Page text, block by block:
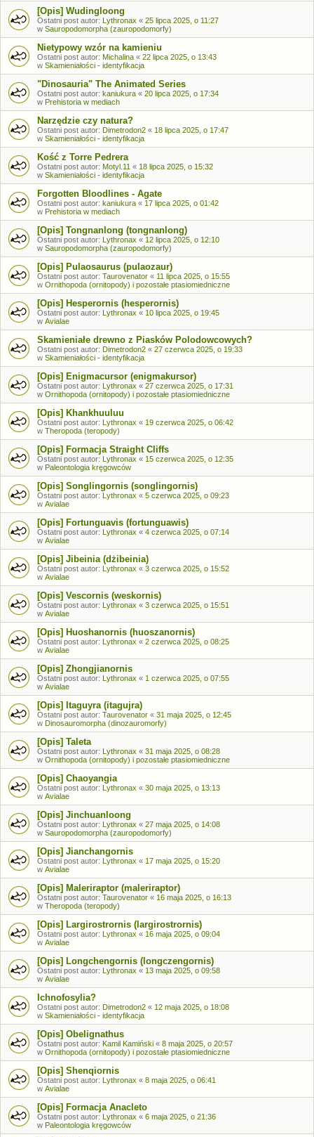
[Opis] Wudingloong
Ostatni post autor: Lythronax « 25 lipca 2025, o 11:27
w Sauropodomorpha (zauropodomorfy)
Nietypowy wzór na kamieniu
Ostatni post autor: Michalina « 22 lipca 2025, o 13:43
w Skamieniałości - identyfikacja
"Dinosauria" The Animated Series
Ostatni post autor: kaniukura « 20 lipca 2025, o 17:34
w Prehistoria w mediach
Narzędzie czy natura?
Ostatni post autor: Dimetrodon2 « 18 lipca 2025, o 17:47
w Skamieniałości - identyfikacja
Kość z Torre Pedrera
Ostatni post autor: Motyl.11 « 18 lipca 2025, o 15:32
w Skamieniałości - identyfikacja
Forgotten Bloodlines - Agate
Ostatni post autor: kaniukura « 17 lipca 2025, o 01:42
w Prehistoria w mediach
[Opis] Tongnanlong (tongnanlong)
Ostatni post autor: Lythronax « 12 lipca 2025, o 12:10
w Sauropodomorpha (zauropodomorfy)
[Opis] Pulaosaurus (pulaozaur)
Ostatni post autor: Taurovenator « 11 lipca 2025, o 15:55
w Ornithopoda (ornitopody) i pozostałe ptasiomiedniczne
[Opis] Hesperornis (hesperornis)
Ostatni post autor: Lythronax « 10 lipca 2025, o 19:45
w Avialae
Skamieniałe drewno z Piasków Polodowcowych?
Ostatni post autor: Dimetrodon2 « 27 czerwca 2025, o 19:33
w Skamieniałości - identyfikacja
[Opis] Enigmacursor (enigmakursor)
Ostatni post autor: Lythronax « 27 czerwca 2025, o 17:31
w Ornithopoda (ornitopody) i pozostałe ptasiomiedniczne
[Opis] Khankhuuluu
Ostatni post autor: Lythronax « 19 czerwca 2025, o 06:42
w Theropoda (teropody)
[Opis] Formacja Straight Cliffs
Ostatni post autor: Lythronax « 15 czerwca 2025, o 12:35
w Paleontologia kręgowców
[Opis] Songlingornis (songlingornis)
Ostatni post autor: Lythronax « 5 czerwca 2025, o 09:23
w Avialae
[Opis] Fortunguavis (fortunguawis)
Ostatni post autor: Lythronax « 4 czerwca 2025, o 07:14
w Avialae
[Opis] Jibeinia (dżibeinia)
Ostatni post autor: Lythronax « 3 czerwca 2025, o 15:52
w Avialae
[Opis] Vescornis (weskornis)
Ostatni post autor: Lythronax « 3 czerwca 2025, o 15:51
w Avialae
[Opis] Huoshanornis (huoszanornis)
Ostatni post autor: Lythronax « 2 czerwca 2025, o 08:25
w Avialae
[Opis] Zhongjianornis
Ostatni post autor: Lythronax « 1 czerwca 2025, o 07:55
w Avialae
[Opis] Itaguyra (itagujra)
Ostatni post autor: Taurovenator « 31 maja 2025, o 12:45
w Dinosauromorpha (dinozauromorfy)
[Opis] Taleta
Ostatni post autor: Lythronax « 31 maja 2025, o 08:28
w Ornithopoda (ornitopody) i pozostałe ptasiomiedniczne
[Opis] Chaoyangia
Ostatni post autor: Lythronax « 30 maja 2025, o 13:13
w Avialae
[Opis] Jinchuanloong
Ostatni post autor: Lythronax « 27 maja 2025, o 14:08
w Sauropodomorpha (zauropodomorfy)
[Opis] Jianchangornis
Ostatni post autor: Lythronax « 17 maja 2025, o 15:20
w Avialae
[Opis] Maleriraptor (maleriraptor)
Ostatni post autor: Taurovenator « 16 maja 2025, o 16:13
w Theropoda (teropody)
[Opis] Largirostrornis (largirostrornis)
Ostatni post autor: Lythronax « 16 maja 2025, o 09:04
w Avialae
[Opis] Longchengornis (longczengornis)
Ostatni post autor: Lythronax « 13 maja 2025, o 09:58
w Avialae
Ichnofosylia?
Ostatni post autor: Dimetrodon2 « 12 maja 2025, o 18:08
w Skamieniałości - identyfikacja
[Opis] Obelignathus
Ostatni post autor: Kamil Kamiński « 8 maja 2025, o 20:57
w Ornithopoda (ornitopody) i pozostałe ptasiomiedniczne
[Opis] Shenqiornis
Ostatni post autor: Lythronax « 8 maja 2025, o 06:41
w Avialae
[Opis] Formacja Anacleto
Ostatni post autor: Lythronax « 6 maja 2025, o 21:36
w Paleontologia kręgowców